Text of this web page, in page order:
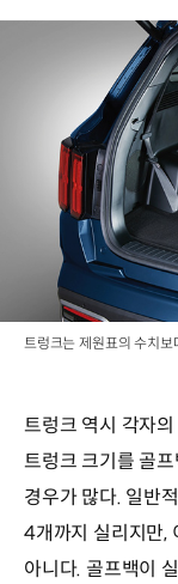
트렁크는 제원표의 수치
트렁크 역시 각자
트렁크 크기를 골
경우가 많다. 일반
4개까지 실리지만,
아니다. 골프백이